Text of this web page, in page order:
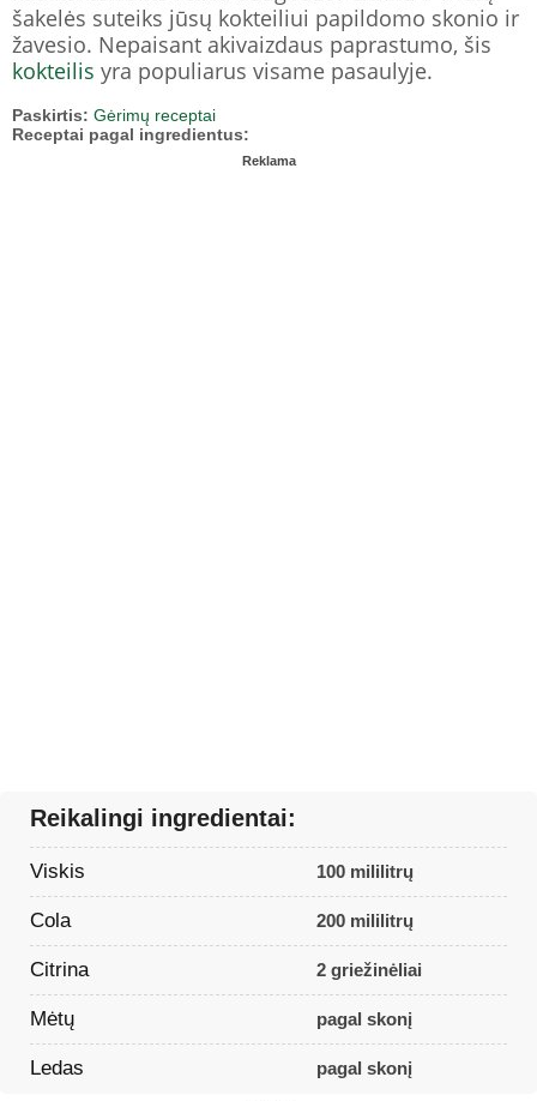
šakelės suteiks jūsų kokteiliui papildomo skonio ir
žavesio. Nepaisant akivaizdaus paprastumo, šis
kokteilis yra populiarus visame pasaulyje.
Paskirtis: Gėrimų receptai
Receptai pagal ingredientus:
Reklama
Reikalingi ingredientai:
Viskis 100 mililitrų
Cola 200 mililitrų
Citrina 2 griežinėliai
Mėtų pagal skonį
Ledas pagal skonį